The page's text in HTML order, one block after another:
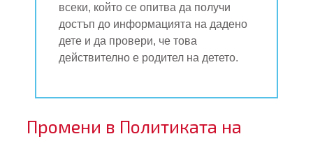
всеки, който се опитва да получи
достъп до информацията на дадено
дете и да провери, че това
действително е родител на детето.
Промени в Политиката на